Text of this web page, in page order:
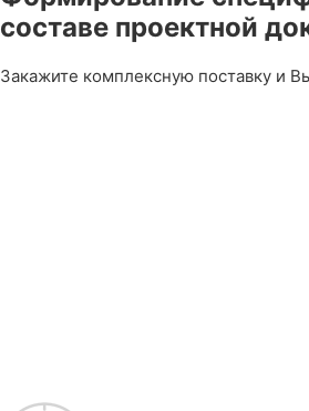
составе проектной
Закажите комплексную поставку и